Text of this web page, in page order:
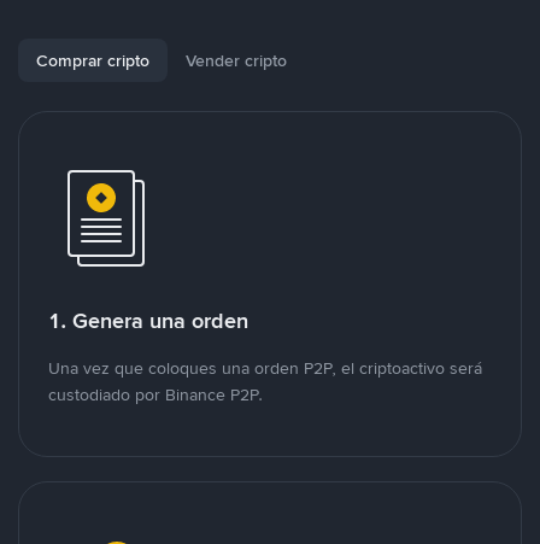
Comprar cripto Vender cripto
1. Genera una orden
Una vez que coloques una orden P2P, el criptoactivo será
custodiado por Binance P2P.